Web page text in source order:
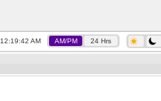
12:19:43 AM AM/PM 24 Hrs